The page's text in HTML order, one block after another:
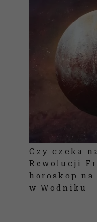
Czy czeka
Rewolucji
horoskop
w Wodniku